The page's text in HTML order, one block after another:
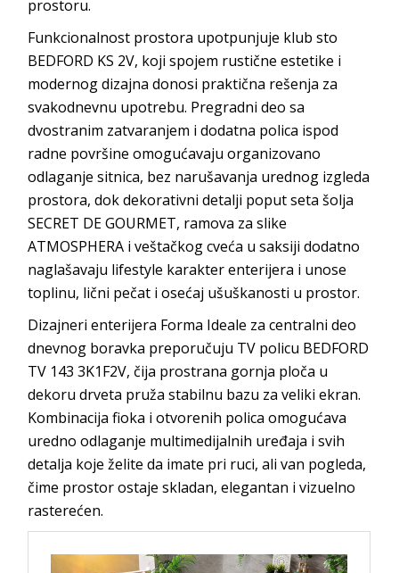
prostoru.
Funkcionalnost prostora upotpunjuje klub sto
BEDFORD KS 2V, koji spojem rustične estetike i
modernog dizajna donosi praktična rešenja za
svakodnevnu upotrebu. Pregradni deo sa
dvostranim zatvaranjem i dodatna polica ispod
radne površine omogućavaju organizovano
odlaganje sitnica, bez narušavanja urednog izgleda
prostora, dok dekorativni detalji poput seta šolja
SECRET DE GOURMET, ramova za slike
ATMOSPHERA i veštačkog cveća u saksiji dodatno
naglašavaju lifestyle karakter enterijera i unose
toplinu, lični pečat i osećaj ušuškanosti u prostor.
Dizajneri enterijera Forma Ideale za centralni deo
dnevnog boravka preporučuju TV policu BEDFORD
TV 143 3K1F2V, čija prostrana gornja ploča u
dekoru drveta pruža stabilnu bazu za veliki ekran.
Kombinacija fioka i otvorenih polica omogućava
uredno odlaganje multimedijalnih uređaja i svih
detalja koje želite da imate pri ruci, ali van pogleda,
čime prostor ostaje skladan, elegantan i vizuelno
rasterećen.